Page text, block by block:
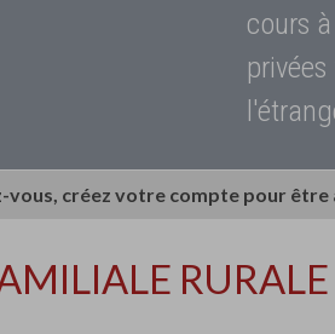
cours
vous, créez votre compte pour